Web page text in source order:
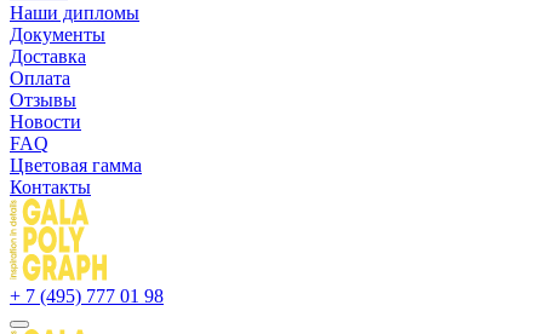
Наши дипломы
Документы
Доставка
Оплата
Отзывы
Новости
FAQ
Цветовая гамма
Контакты
+ 7 (495) 777 01 98